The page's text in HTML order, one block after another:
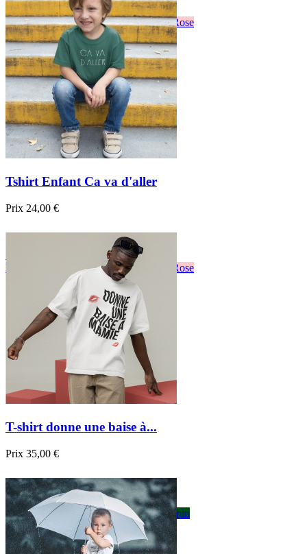
 Aperçu rapide
Blanc Noir Bordeau sapin Bleu Jaune Rose
Tshirt Enfant Ca va d'aller
Prix 24,00 €
Blanc
Bordeau sapin Bleu Rose
T-shirt donne une baise à...
Prix 35,00 €
Aperçu rapide
Blanc
Gris Noir Bordeau Bleu foncé sapin